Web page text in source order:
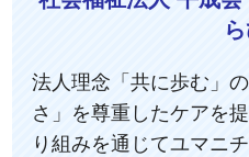
法人理念「共に歩む」
さ」を尊重したケアを
り組みを通じてユマニ